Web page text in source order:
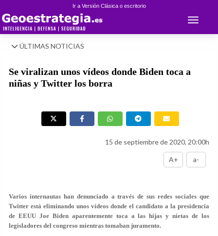
Ir a Versión Clásica o escritorio
Toggle
ÚLTIMAS NOTICIAS
Se viralizan unos vídeos donde Biden toca a
niñas y Twitter los borra
15 de septiembre de 2020, 20:00h
A+ a-
Varios internautas han denunciado a través de sus redes sociales que
Twitter está eliminando unos vídeos donde el candidato a la presidencia
de EEUU Joe Biden aparentemente toca a las hijas y nietas de los
legisladores del congreso mientras tomaban juramento.